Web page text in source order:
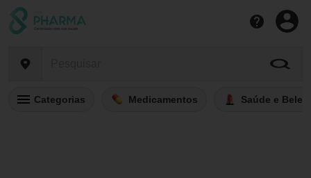
Categorias Medicamentos Saúde e